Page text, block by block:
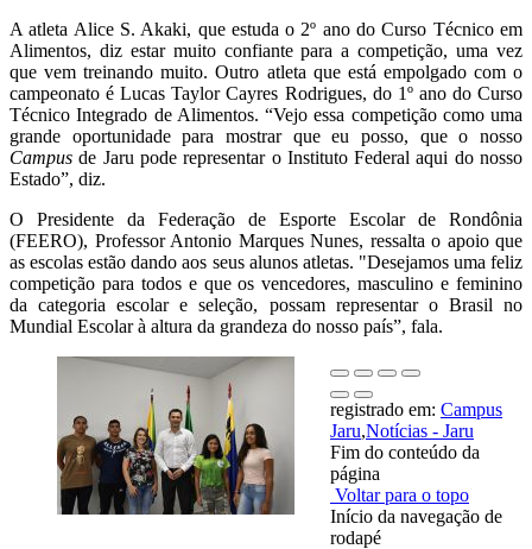
A atleta Alice S. Akaki, que estuda o 2º ano do Curso Técnico em
Alimentos, diz estar muito confiante para a competição, uma vez
que vem treinando muito. Outro atleta que está empolgado com o
campeonato é Lucas Taylor Cayres Rodrigues, do 1º ano do Curso
Técnico Integrado de Alimentos. “Vejo essa competição como uma
grande oportunidade para mostrar que eu posso, que o nosso
Campus de Jaru pode representar o Instituto Federal aqui do nosso
Estado”, diz.
O Presidente da Federação de Esporte Escolar de Rondônia
(FEERO), Professor Antonio Marques Nunes, ressalta o apoio que
as escolas estão dando aos seus alunos atletas. "Desejamos uma feliz
competição para todos e que os vencedores, masculino e feminino
da categoria escolar e seleção, possam representar o Brasil no
Mundial Escolar à altura da grandeza do nosso país”, fala.
registrado em: Campus
Jaru,Notícias - Jaru
Fim do conteúdo da
página
Voltar para o topo
Início da navegação de
rodapé